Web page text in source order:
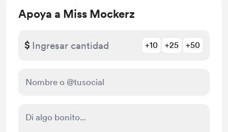
Apoya a Miss Mockerz
$ +10 +25 +50